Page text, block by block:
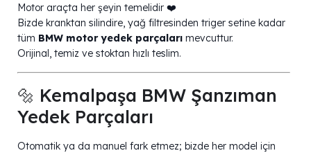
Motor araçta her şeyin temelidir ❤️
Bizde kranktan silindire, yağ filtresinden triger setine kadar
tüm BMW motor yedek parçaları mevcuttur.
Orijinal, temiz ve stoktan hızlı teslim.
🔩 Kemalpaşa BMW Şanzıman
Yedek Parçaları
Otomatik ya da manuel fark etmez; bizde her model için